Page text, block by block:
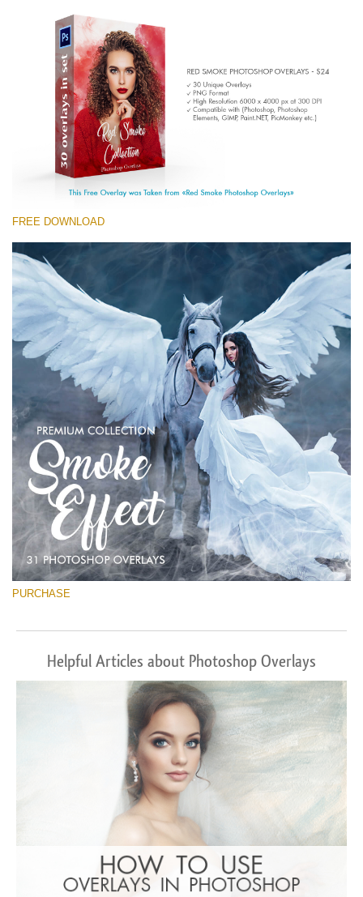
Entire Collection
(1783 Overlays)
Large 6000*4000px
मुफ्त डाउनलोड
FREE DOWNLOAD
PURCHASE
Helpful Articles about Photoshop Overlays